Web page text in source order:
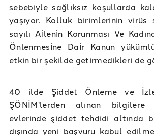
sebebiyle sağlıksız koşullarda
yaşıyor. Kolluk birimlerinin virüs
sayılı Aı̇lenı̇n Korunması Ve
Önlenmesı̇ne Daı̇r Kanun
etkin bir şekilde getirmedikleri de
40 ilde Şiddet Önleme ve
ŞÖNİM'lerden alınan bilgilere
evlerinde şiddet tehdidi altında
dışında yeni başvuru kabul